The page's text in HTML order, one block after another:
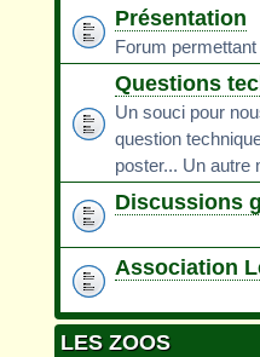
Présentation
Forum
Questions
Un souci pour
question
poster... Un autre
Discussions
Association
LES ZOOS